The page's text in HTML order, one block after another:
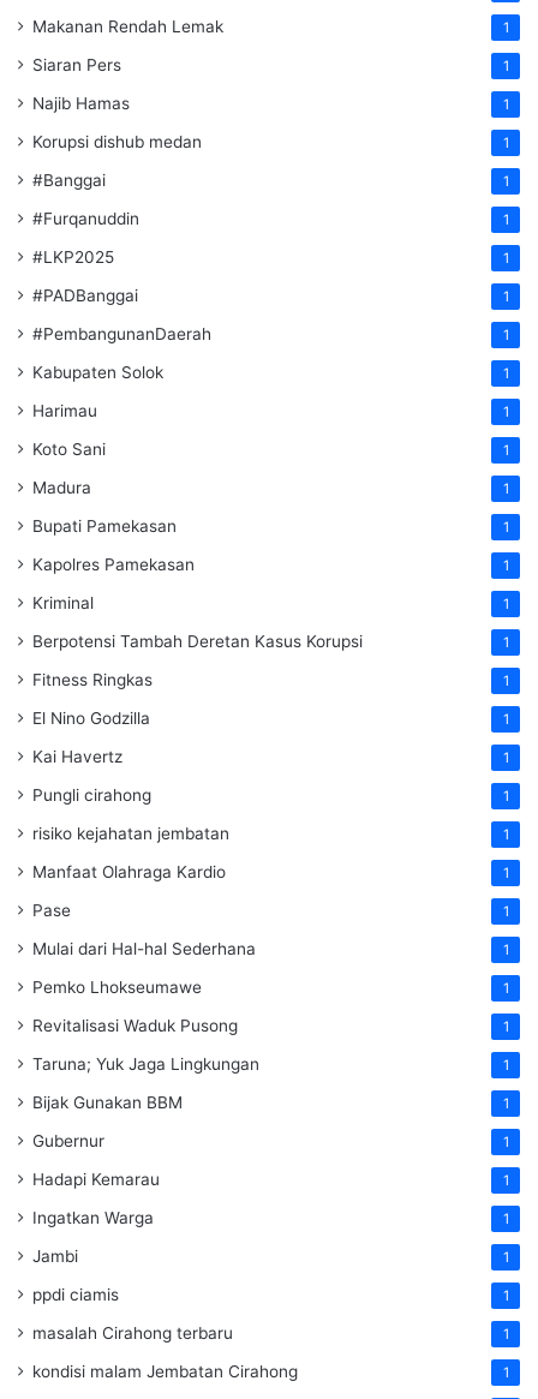
Makanan Rendah Lemak 1
Siaran Pers 1
Najib Hamas 1
Korupsi dishub medan 1
#Banggai 1
#Furqanuddin 1
#LKP2025 1
#PADBanggai 1
#PembangunanDaerah 1
Kabupaten Solok 1
Harimau 1
Koto Sani 1
Madura 1
Bupati Pamekasan 1
Kapolres Pamekasan 1
Kriminal 1
Berpotensi Tambah Deretan Kasus Korupsi 1
Fitness Ringkas 1
El Nino Godzilla 1
Kai Havertz 1
Pungli cirahong 1
risiko kejahatan jembatan 1
Manfaat Olahraga Kardio 1
Pase 1
Mulai dari Hal-hal Sederhana 1
Pemko Lhokseumawe 1
Revitalisasi Waduk Pusong 1
Taruna; Yuk Jaga Lingkungan 1
Bijak Gunakan BBM 1
Gubernur 1
Hadapi Kemarau 1
Ingatkan Warga 1
Jambi 1
ppdi ciamis 1
masalah Cirahong terbaru 1
kondisi malam Jembatan Cirahong 1